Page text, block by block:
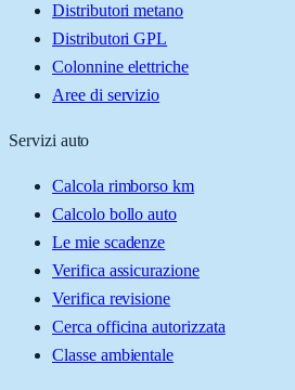
Distributori metano
Distributori GPL
Colonnine elettriche
Aree di servizio
Servizi auto
Calcola rimborso km
Calcolo bollo auto
Le mie scadenze
Verifica assicurazione
Verifica revisione
Cerca officina autorizzata
Classe ambientale